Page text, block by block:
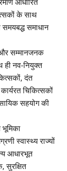
के साथ
समाधान
और सम्मानजनक
ही नव-नियुक्त
दंत
चिकित्सकों
सहयोग की
स्वास्थ्य राज्यों
आधारभूत
सुरक्षित